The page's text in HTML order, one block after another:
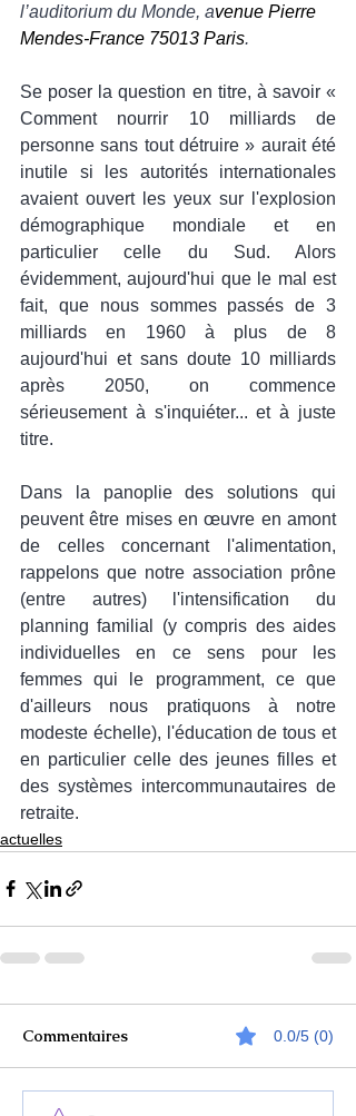
l’auditorium du Monde, avenue Pierre
Mendes-France 75013 Paris.
Se poser la question en titre, à savoir «
Comment nourrir 10 milliards de
personne sans tout détruire » aurait été
inutile si les autorités internationales
avaient ouvert les yeux sur l'explosion
démographique mondiale et en
particulier celle du Sud. Alors
évidemment, aujourd'hui que le mal est
fait, que nous sommes passés de 3
milliards en 1960 à plus de 8
aujourd'hui et sans doute 10 milliards
après 2050, on commence
sérieusement à s'inquiéter... et à juste
titre.
Dans la panoplie des solutions qui
peuvent être mises en œuvre en amont
de celles concernant l'alimentation,
rappelons que notre association prône
(entre autres) l'intensification du
planning familial (y compris des aides
individuelles en ce sens pour les
femmes qui le programment, ce que
d'ailleurs nous pratiquons à notre
modeste échelle), l'éducation de tous et
en particulier celle des jeunes filles et
des systèmes intercommunautaires de
retraite.
actuelles
Commentaires 0.0/5 (0)